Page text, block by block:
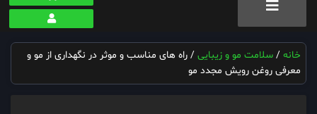
خانه / سلامت مو و زیبایی / راه های مناسب و موثر در نگهداری از مو و
معرفی روغن رویش مجدد مو